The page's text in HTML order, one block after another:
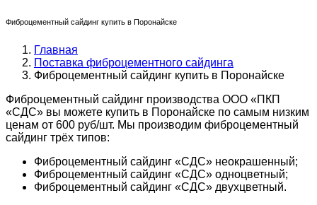
Фиброцементный сайдинг купить в Поронайске
Главная
Поставка фиброцементного сайдинга
Фиброцементный сайдинг купить в Поронайске
Фиброцементный сайдинг производства ООО «ПКП
«СДС» вы можете купить в Поронайске по самым низким
ценам от 600 руб/шт. Мы производим фиброцементный
сайдинг трёх типов:
Фиброцементный сайдинг «СДС» неокрашенный;
Фиброцементный сайдинг «СДС» одноцветный;
Фиброцементный сайдинг «СДС» двухцветный.